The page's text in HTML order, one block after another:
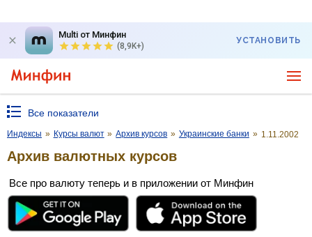
Multi от Минфин
(8,9K+)
УСТАНОВИТЬ
Все показатели
Индексы » Курсы валют » Архив курсов » Украинские банки » 1.11.2002
Архив валютных курсов
Все про валюту теперь и в приложении от Минфин